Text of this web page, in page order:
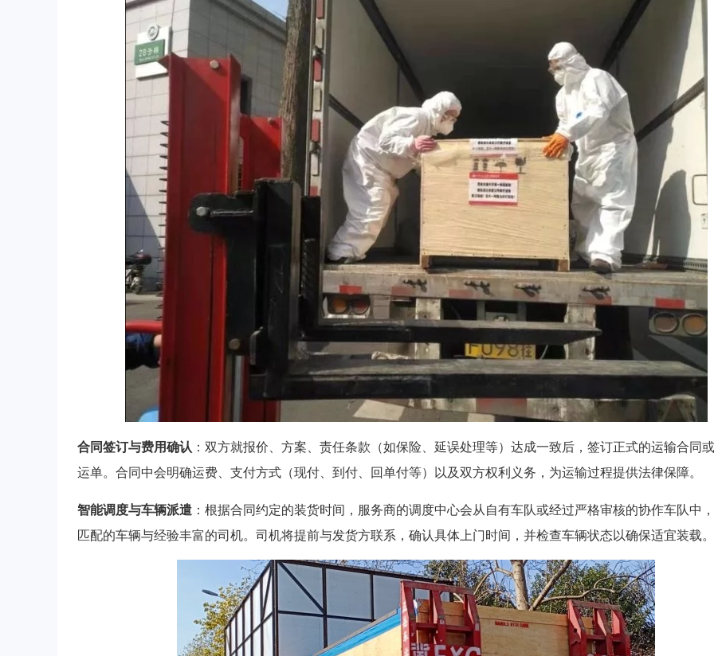
合同签订与费用确认 ：双方就报价、方案、责任条款（如保险、延误处理等）达成一致后，签订正式的运输合同
运单。合同中会明确运费、支付方式（现付、到付、回单付等）以及双方权利义务，为运输过程提供法律保障。
智能调度与车辆派遣 ：根据合同约定的装货时间，服务商的调度中心会从自有车队或经过严格审核的协作车队中
匹配的车辆与经验丰富的司机。司机将提前与发货方联系，确认具体上门时间，并检查车辆状态以确保适宜装载。